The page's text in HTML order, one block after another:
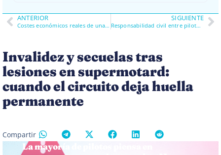
ANTERIOR
Costes económicos reales de una caída en supermotard: lo que casi nadie calcula
SIGUIENTE
Responsabilidad civil entre pilotos en supermotard: cuándo respondes por daños a otros
Invalidez y secuelas tras
lesiones en supermotard:
cuando el circuito deja huella
permanente
Compartir
La mayoría de pilotos piensa en